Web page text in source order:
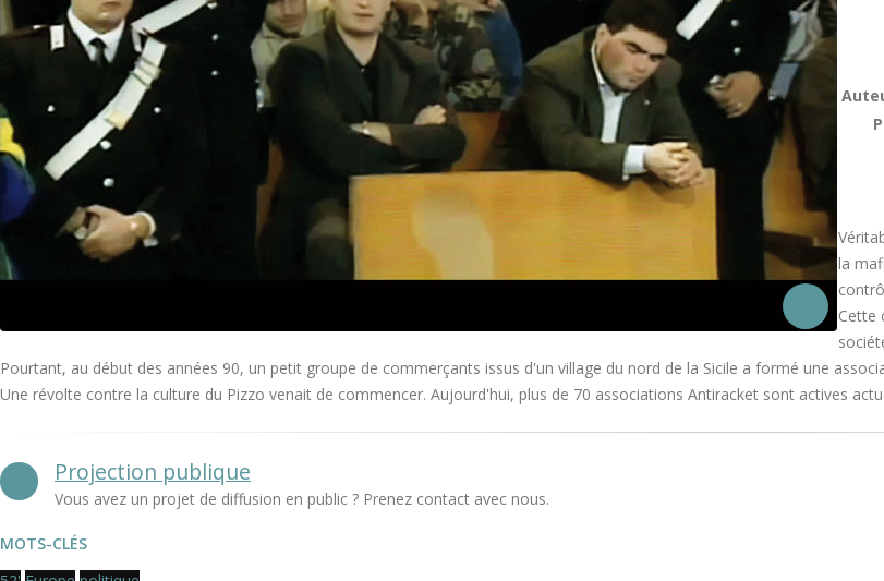
la
Cette
Pourtant, au début des années 90, un petit groupe de commerçants issus d'un village du nord de la Sicile a formé une
Une révolte contre la culture du Pizzo venait de commencer. Aujourd'hui, plus de 70 associations Antiracket sont actives
Projection publique
Vous avez un projet de diffusion en public ? Prenez contact avec nous.
MOTS-CLÉS